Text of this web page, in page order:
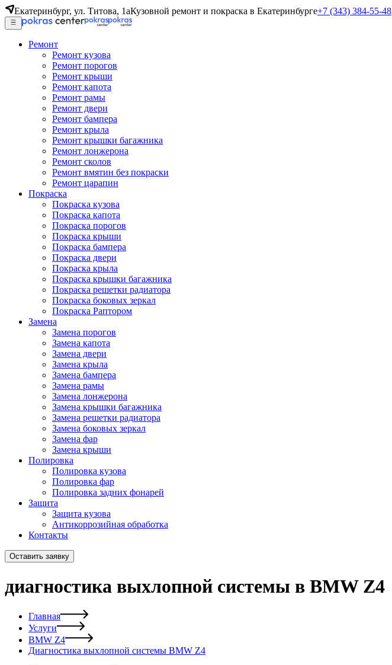
Екатеринбург, ул. Титова, 1аКузовной ремонт и покраска в Екатеринбурге+7 (343) 384-55-48
Ремонт
Ремонт кузова
Ремонт порогов
Ремонт крыши
Ремонт капота
Ремонт рамы
Ремонт двери
Ремонт бампера
Ремонт крыла
Ремонт крышки багажника
Ремонт лонжерона
Ремонт сколов
Ремонт вмятин без покраски
Ремонт царапин
Покраска
Покраска кузова
Покраска капота
Покраска порогов
Покраска крыши
Покраска бампера
Покраска двери
Покраска крыла
Покраска крышки багажника
Покраска решетки радиатора
Покраска боковых зеркал
Покраска Раптором
Замена
Замена порогов
Замена капота
Замена двери
Замена крыла
Замена бампера
Замена рамы
Замена лонжерона
Замена крышки багажника
Замена решетки радиатора
Замена боковых зеркал
Замена фар
Замена крыши
Полировка
Полировка кузова
Полировка фар
Полировка задних фонарей
Защита
Защита кузова
Антикоррозийная обработка
Контакты
Оставить заявку
диагностика выхлопной системы в BMW Z4
Главная
Услуги
BMW Z4
Диагностика выхлопной системы BMW Z4